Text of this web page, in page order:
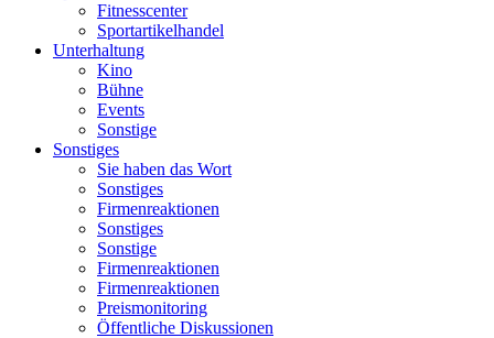
Fitnesscenter
Sportartikelhandel
Unterhaltung
Kino
Bühne
Events
Sonstige
Sonstiges
Sie haben das Wort
Sonstiges
Firmenreaktionen
Sonstiges
Sonstige
Firmenreaktionen
Firmenreaktionen
Preismonitoring
Öffentliche Diskussionen